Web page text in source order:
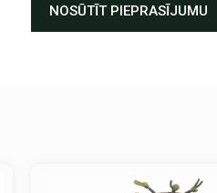
NOSŪTĪT PIEPRASĪJUMU